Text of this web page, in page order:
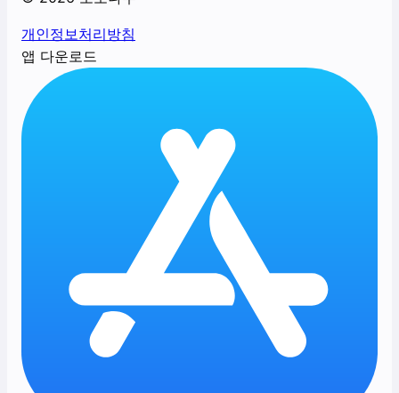
개인정보처리방침
앱 다운로드